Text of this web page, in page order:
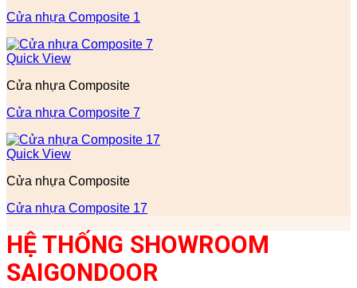
Cửa nhựa Composite 1
Quick View
Cửa nhựa Composite
Cửa nhựa Composite 7
Quick View
Cửa nhựa Composite
Cửa nhựa Composite 17
HỆ THỐNG SHOWROOM
SAIGONDOOR